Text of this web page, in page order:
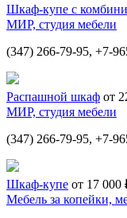
Шкаф-купе с
МИР, студия мебели
(347) 266-79-95, +7-
Распашной шкаф от
МИР, студия мебели
(347) 266-79-95, +7-
Шкаф-купе от 17 000
Мебель за копейки,